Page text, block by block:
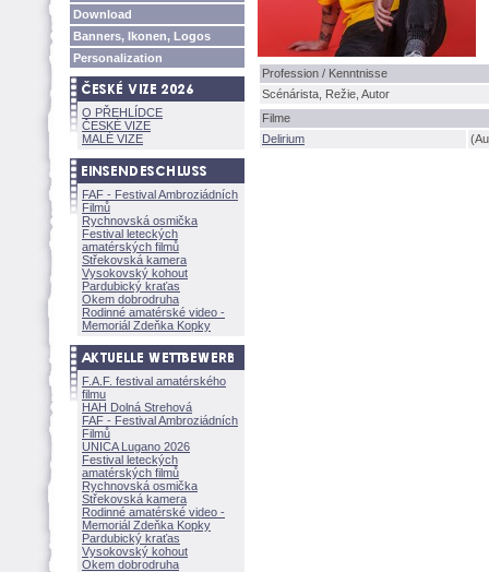
Download
Banners, Ikonen, Logos
Personalization
O PŘEHLÍDCE
ČESKÉ VIZE
MALÉ VIZE
FAF - Festival Ambroziádních
Filmů
Rychnovská osmička
Festival leteckých
amatérských filmů
Střekovská kamera
Vysokovský kohout
Pardubický kraťas
Okem dobrodruha
Rodinné amatérské video -
Memoriál Zdeňka Kopky
F.A.F. festival amatérského
filmu
HAH Dolná Strehov
FAF - Festival Ambroziádních
Filmů
UNICA Lugano 2026
Festival leteckých
amatérských filmů
Rychnovská osmička
Střekovská kamera
Rodinné amatérské video -
Memoriál Zdeňka Kopky
Pardubický kraťas
Vysokovský kohout
Okem dobrodruha
Profession / Kenntnisse
Scénárista, Režie, Autor
Filme
Delirium